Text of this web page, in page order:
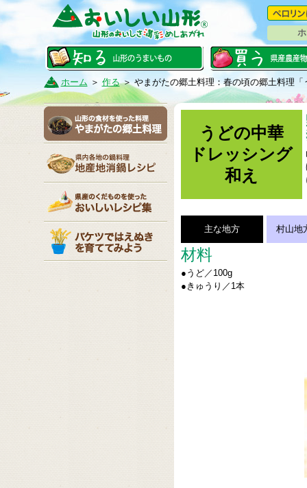
ホーム ＞ 作る＞やまがたの郷土料理：春の頃の郷土料理
うどの中華
ドレッシング
和え
主な地方 村山地
材料
●うど／100g
●きゅうり／1本